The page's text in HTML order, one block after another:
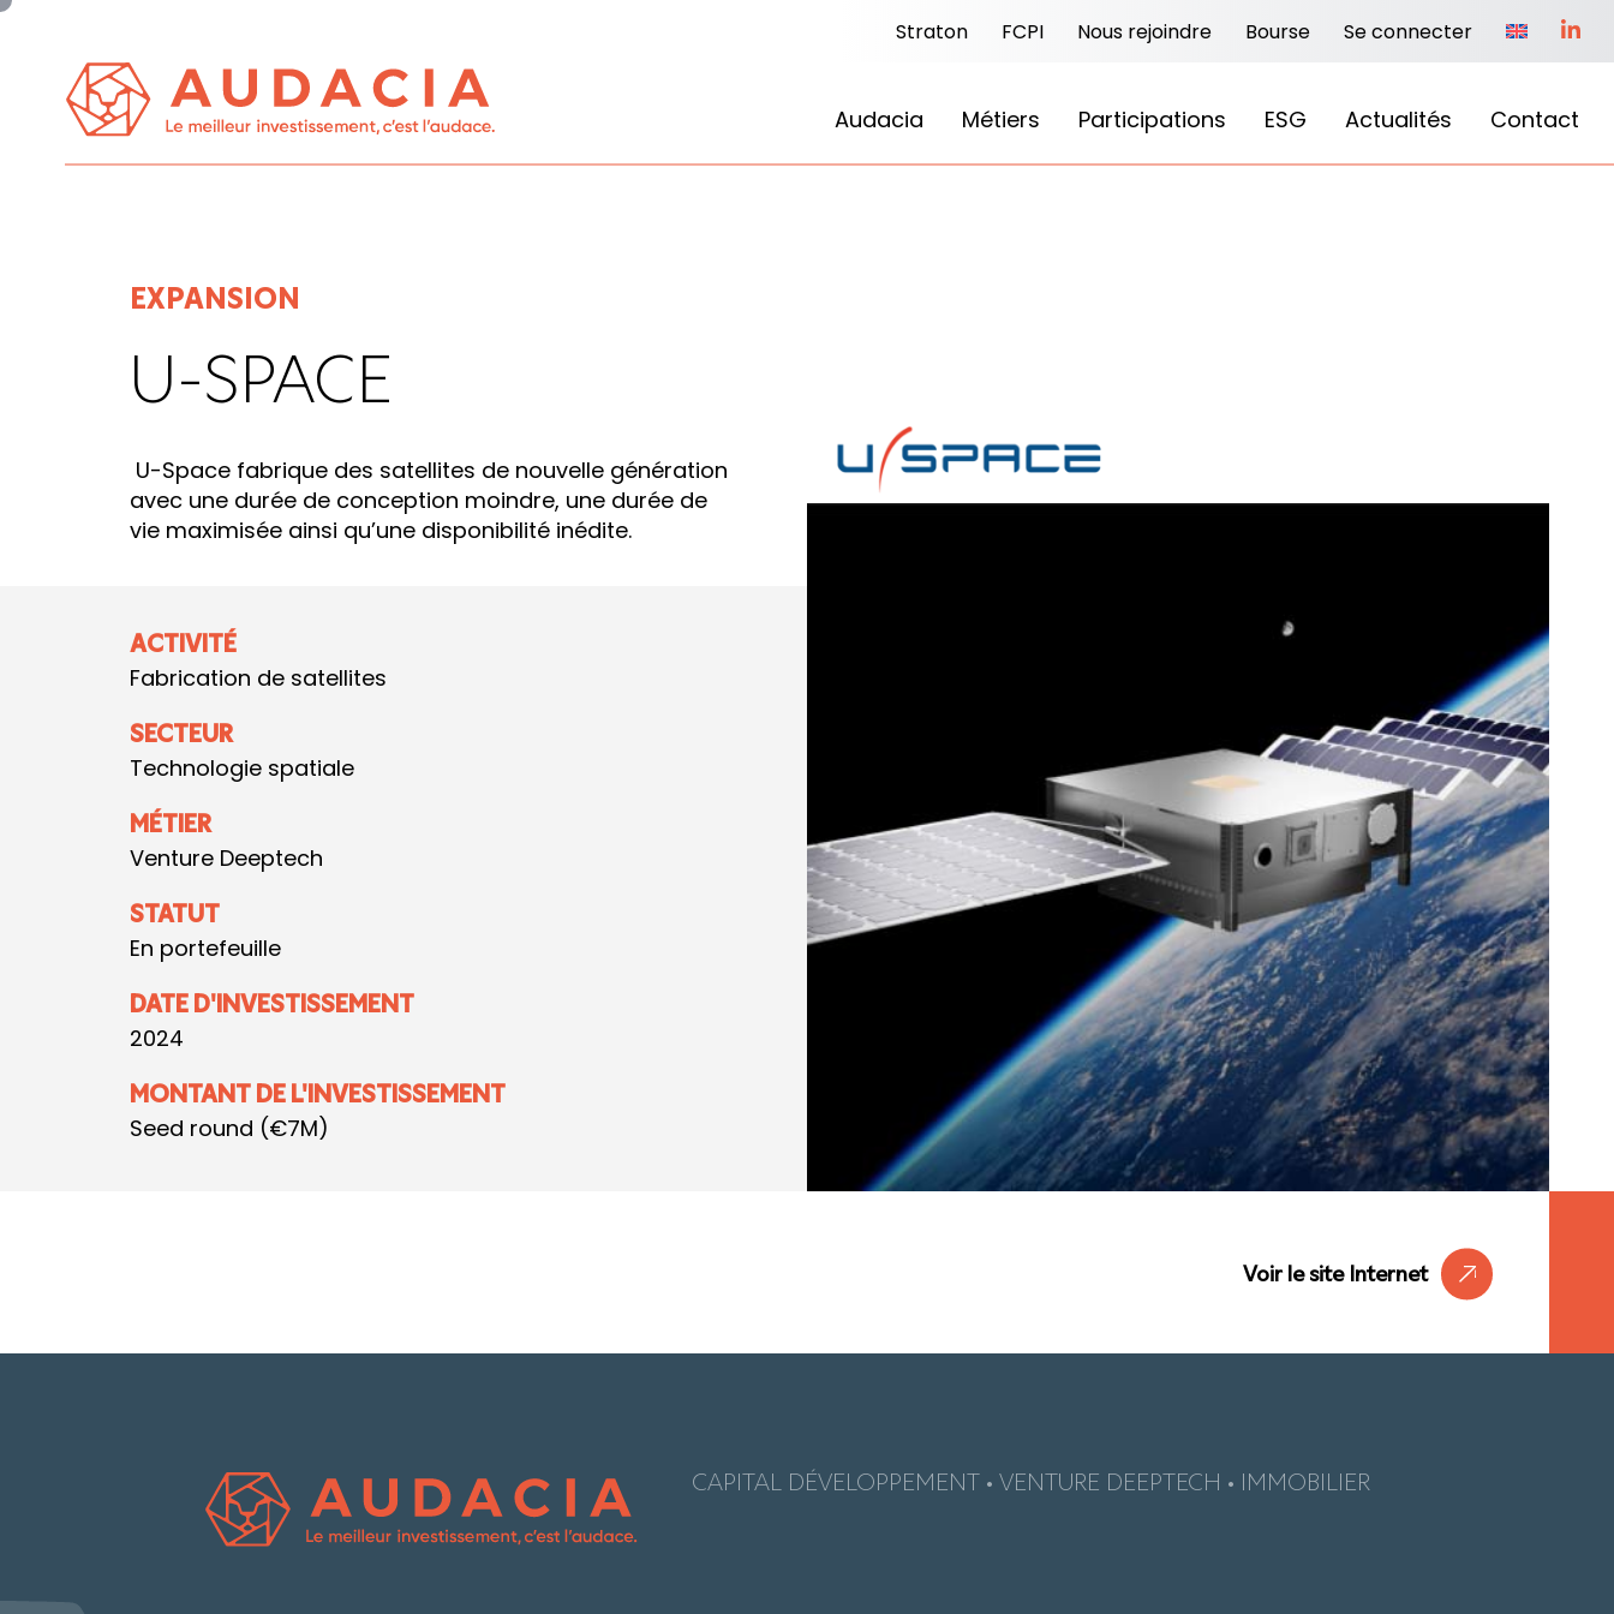
Straton FCPI Nous rejoindre Bourse Se connecter
Audacia Métiers Participations ESG Actualités Contact
Voir le site Internet
EXPANSION
U-SPACE
U-Space fabrique des satellites de nouvelle génération
avec une durée de conception moindre, une durée de
vie maximisée ainsi qu’une disponibilité inédite.
ACTIVITÉ
Fabrication de satellites
SECTEUR
Technologie spatiale
MÉTIER
Venture Deeptech
STATUT
En portefeuille
DATE D'INVESTISSEMENT
2024
MONTANT DE L'INVESTISSEMENT
Seed round (€7M)
CAPITAL DÉVELOPPEMENT • VENTURE DEEPTECH • IMMOBILIER
Panneau de gestion des cookies